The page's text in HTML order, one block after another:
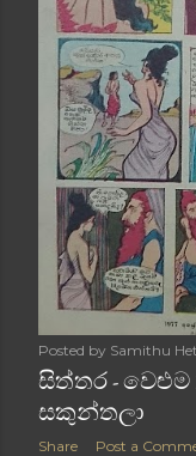
Posted by Samithu
සිත්තර - වෙළුම
සකුන්තලා
Share Post a